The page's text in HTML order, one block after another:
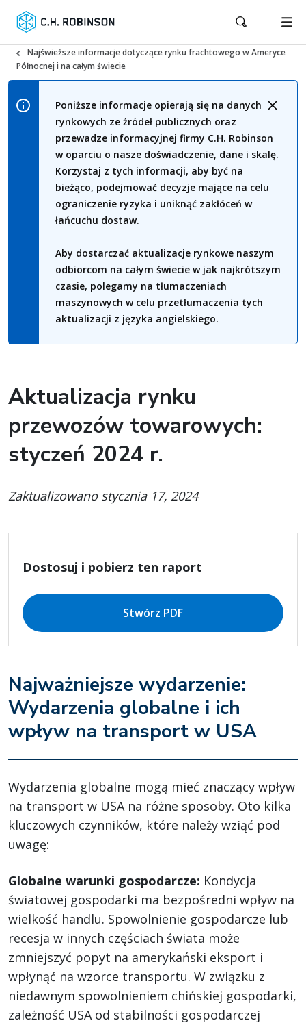
Najświeższe informacje dotyczące rynku frachtowego w Ameryce
Północnej i na całym świecie
Poniższe informacje opierają się na danych
rynkowych ze źródeł publicznych oraz
przewadze informacyjnej firmy C.H. Robinson
w oparciu o nasze doświadczenie, dane i skalę.
Korzystaj z tych informacji, aby być na
bieżąco, podejmować decyzje mające na celu
ograniczenie ryzyka i uniknąć zakłóceń w
łańcuchu dostaw.
Aby dostarczać aktualizacje rynkowe naszym
odbiorcom na całym świecie w jak najkrótszym
czasie, polegamy na tłumaczeniach
maszynowych w celu przetłumaczenia tych
aktualizacji z języka angielskiego.
Aktualizacja rynku
przewozów towarowych:
styczeń 2024 r.
Zaktualizowano stycznia 17, 2024
Dostosuj i pobierz ten raport
Stwórz PDF
Najważniejsze wydarzenie:
Wydarzenia globalne i ich
wpływ na transport w USA
Wydarzenia globalne mogą mieć znaczący wpływ
na transport w USA na różne sposoby. Oto kilka
kluczowych czynników, które należy wziąć pod
uwagę:
Globalne warunki gospodarcze: Kondycja
światowej gospodarki ma bezpośredni wpływ na
wielkość handlu. Spowolnienie gospodarcze lub
recesja w innych częściach świata może
zmniejszyć popyt na amerykański eksport i
wpłynąć na wzorce transportu. W związku z
niedawnym spowolnieniem chińskiej gospodarki,
zależność USA od stabilności gospodarczej